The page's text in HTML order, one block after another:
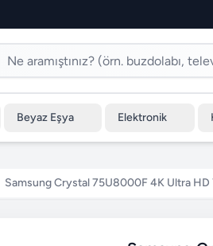
Beyaz Eşya Elektronik
Samsung Crystal 75U8000F 4K Ultra HD